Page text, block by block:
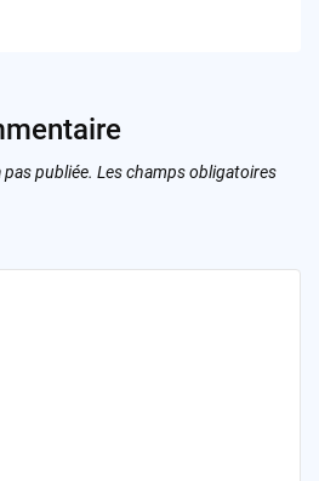
publiée. Les champs obligatoires